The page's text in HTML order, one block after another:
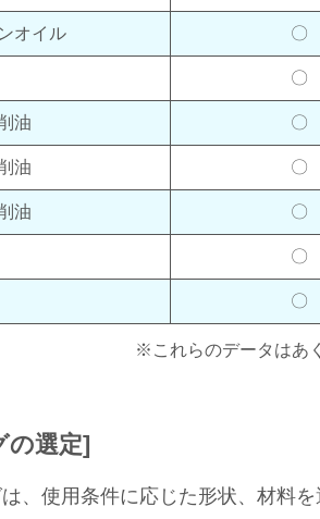
オイル 〇
〇
油 〇
油 〇
油 〇
〇
〇
※これらのデータはあ
の選定]
、使用条件に応じた形状、材料